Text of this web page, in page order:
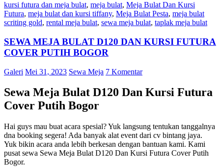
kursi futura dan meja bulat, meja bulat, Meja Bulat Dan Kursi
Futura, meja bulat dan kursi tiffany, Meja Bulat Pesta, meja bulat
scriting gold, rental meja bulat, sewa meja bulat, taplak meja bulat
SEWA MEJA BULAT D120 DAN KURSI FUTURA
COVER PUTIH BOGOR
Galeri Mei 31, 2023 Sewa Meja 7 Komentar
Sewa Meja Bulat D120 Dan Kursi Futura
Cover Putih Bogor
Hai guys mau buat acara spesial? Yuk langsung tentukan tanggalnya
dna booking segera! Ada banyak alat event dari cv bintang jaya.
Yuk bikin acara anda lebih berkesan dengan bantuan kami. Kami
pusat sewa Sewa Meja Bulat D120 Dan Kursi Futura Cover Putih
Bogor.